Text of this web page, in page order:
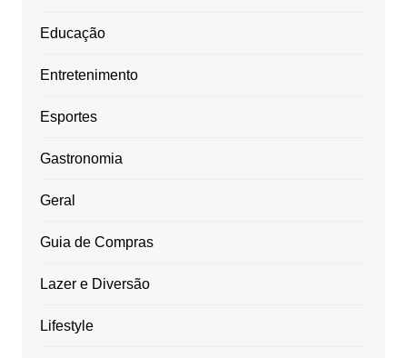
Educação
Entretenimento
Esportes
Gastronomia
Geral
Guia de Compras
Lazer e Diversão
Lifestyle